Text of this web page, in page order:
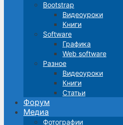
Bootstrap
Видеоуроки
Книги
Software
Графика
Web software
Разное
Видеоуроки
Книги
Статьи
Форум
Медиа
Фотографии